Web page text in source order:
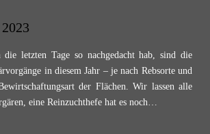
letzten Tage so nachgedacht hab, sind die
in diesem Jahr – je nach Rebsorte und
der Flächen. Wir lassen alle
eine Reinzuchthefe hat es noch…